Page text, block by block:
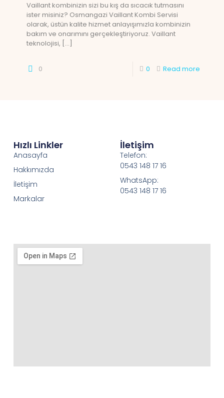
Vaillant kombinizin sizi bu kış da sıcacık tutmasını
ister misiniz? Osmangazi Vaillant Kombi Servisi
olarak, üstün kalite hizmet anlayışımızla kombinizin
bakım ve onarımını gerçekleştiriyoruz. Vaillant
teknolojisi, […]
0 0 Read more
Hızlı Linkler
Anasayfa
Hakkımızda
İletişim
Markalar
İletişim
Telefon:
0543 148 17 16
WhatsApp:
0543 148 17 16